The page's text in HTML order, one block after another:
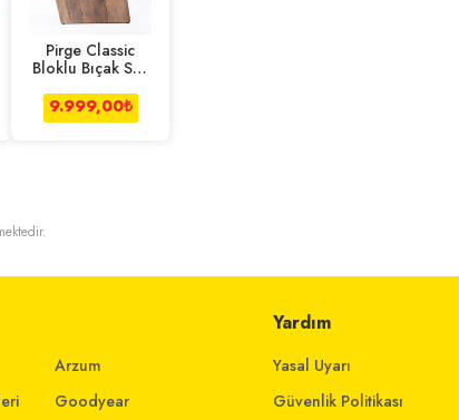
Pirge Classic
Bloklu Bıçak Seti
9.999,00₺
Arzum
Goodyear
Yardım
Yasal Uyarı
Güvenlik Politikası